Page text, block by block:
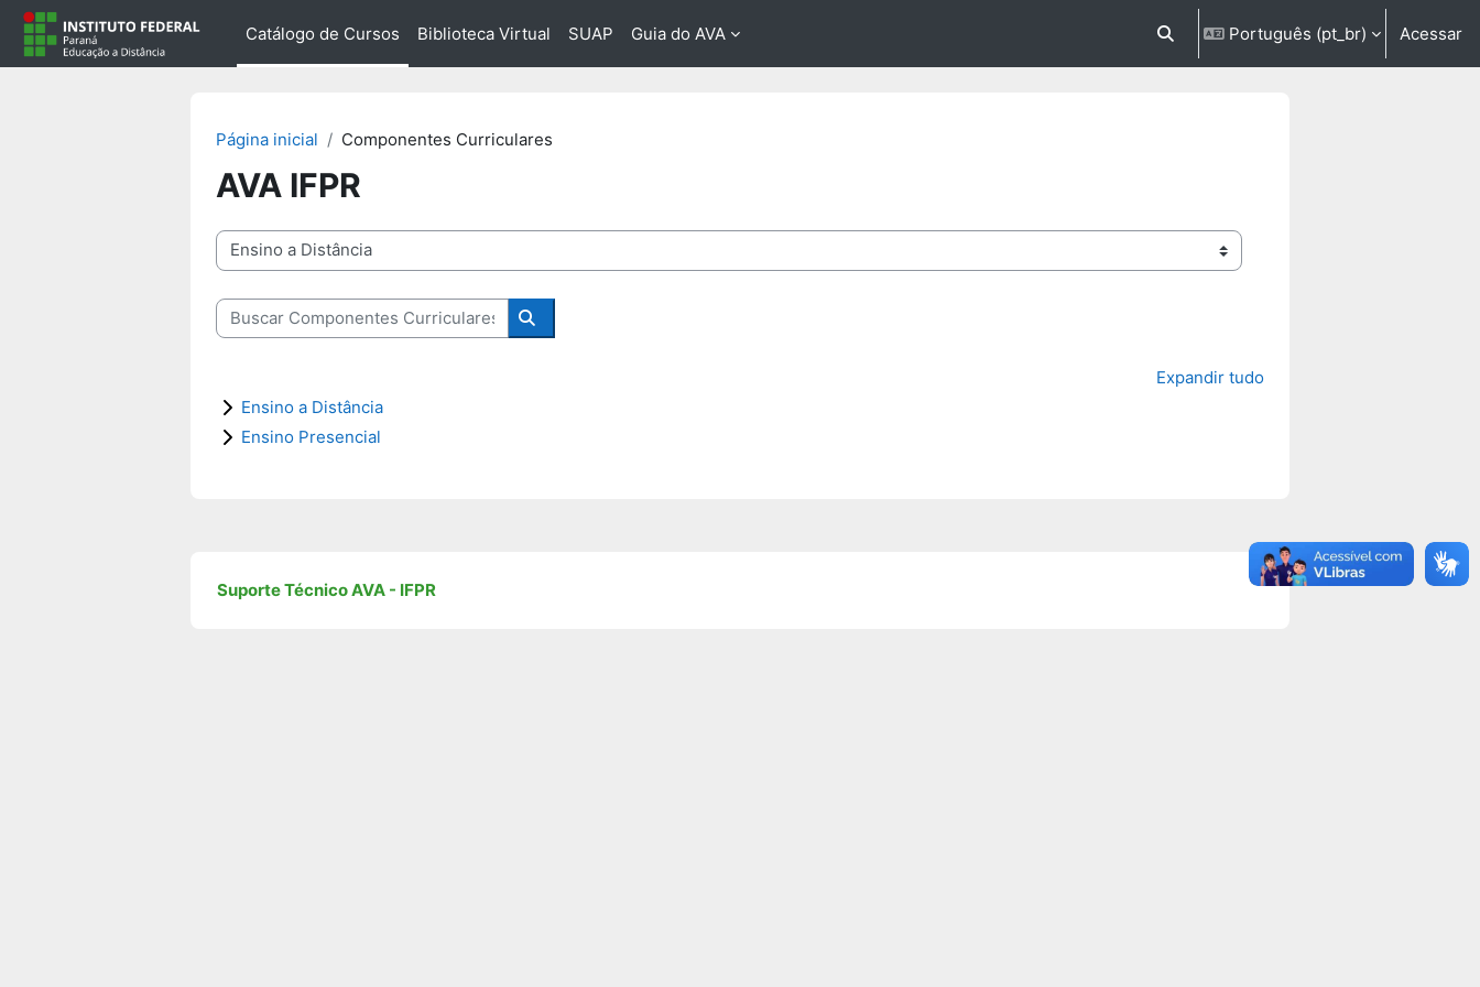
Ir para o conteúdo principal
Catálogo de Cursos
Biblioteca Virtual SUAP Guia do AVA Alternar entrada de pesquisa
Português ‎(pt_br)‎ Acessar
Página inicial Componentes Curriculares
AVA IFPR
Categorias
Buscar Componentes Curriculares
Buscar Componentes Curriculares
Expandir tudo
Ensino a Distância
Ensino Presencial
Suporte Técnico AVA - IFPR